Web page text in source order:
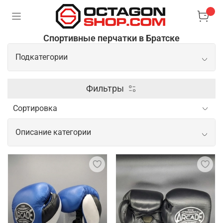
Спортивные перчатки в Братске
Подкатегории
Боксерские перчатки
Перчатки для ММА
Снарядные перчатки
Фильтры
Описание категории
Спортивные перчатки для активных
тренировок и соревнований
Перчатки для тренировок играют важную роль в
обеспечении комфорта и безопасности
спортсмена. Они защищают руки от мозолей,